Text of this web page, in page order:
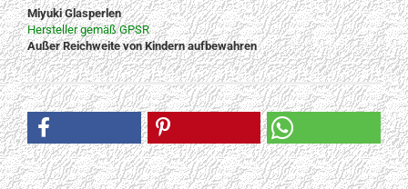
Miyuki Glasperlen
Hersteller gemäß GPSR
Außer Reichweite von Kindern aufbewahren